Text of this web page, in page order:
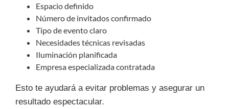
Espacio definido
Número de invitados confirmado
Tipo de evento claro
Necesidades técnicas revisadas
Iluminación planificada
Empresa especializada contratada
Esto te ayudará a evitar problemas y asegurar un
resultado espectacular.